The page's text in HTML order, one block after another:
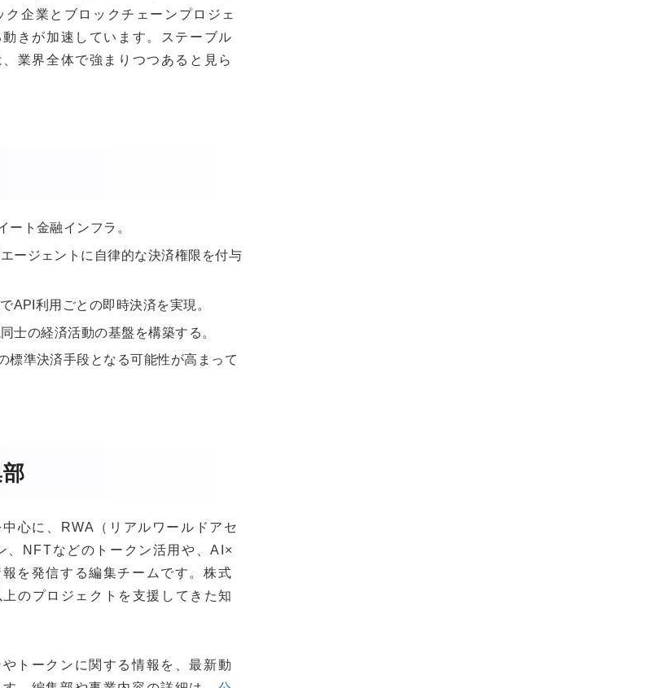
企業とブロックチェーンプロジェ
きが加速しています。ステーブル
業界全体で強まりつつあると見ら
ト金融インフラ。
ージェントに自律的な決済権限を付与
API利用ごとの即時決済を実現。
士の経済活動の基盤を構築する。
標準決済手段となる可能性が高まって
心に、RWA（リアルワールドアセ
、NFTなどのトークン活用や、AI×
を発信する編集チームです。株式
のプロジェクトを支援してきた知
トークンに関する情報を、最新動